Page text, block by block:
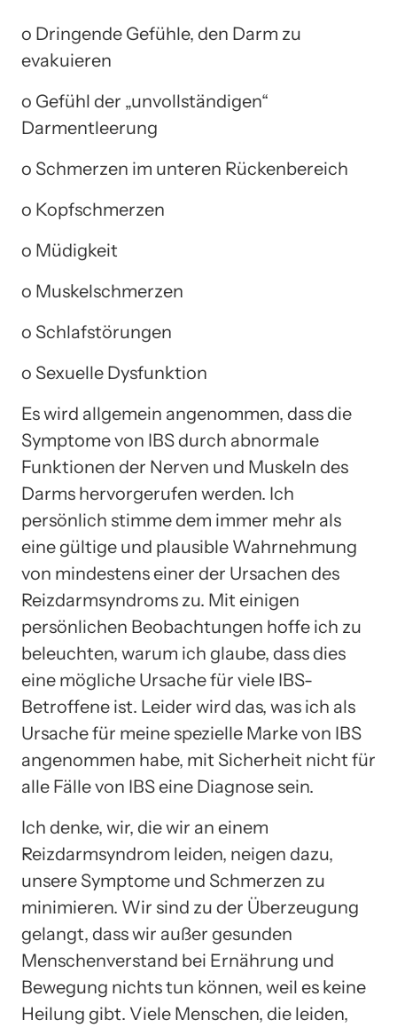
o Dringende Gefühle, den Darm zu
evakuieren
o Gefühl der „unvollständigen“
Darmentleerung
o Schmerzen im unteren Rückenbereich
o Kopfschmerzen
o Müdigkeit
o Muskelschmerzen
o Schlafstörungen
o Sexuelle Dysfunktion
Es wird allgemein angenommen, dass die
Symptome von IBS durch abnormale
Funktionen der Nerven und Muskeln des
Darms hervorgerufen werden. Ich
persönlich stimme dem immer mehr als
eine gültige und plausible Wahrnehmung
von mindestens einer der Ursachen des
Reizdarmsyndroms zu. Mit einigen
persönlichen Beobachtungen hoffe ich zu
beleuchten, warum ich glaube, dass dies
eine mögliche Ursache für viele IBS-
Betroffene ist. Leider wird das, was ich als
Ursache für meine spezielle Marke von IBS
angenommen habe, mit Sicherheit nicht für
alle Fälle von IBS eine Diagnose sein.
Ich denke, wir, die wir an einem
Reizdarmsyndrom leiden, neigen dazu,
unsere Symptome und Schmerzen zu
minimieren. Wir sind zu der Überzeugung
gelangt, dass wir außer gesunden
Menschenverstand bei Ernährung und
Bewegung nichts tun können, weil es keine
Heilung gibt. Viele Menschen, die leiden,